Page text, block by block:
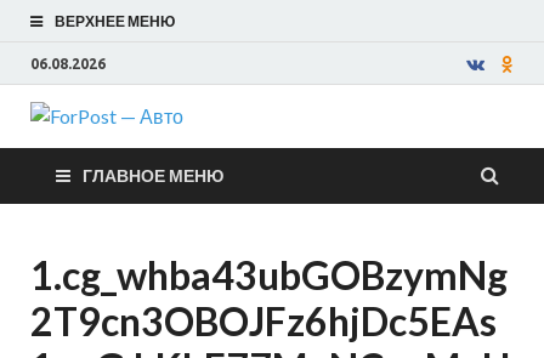
ВЕРХНЕЕ МЕНЮ
06.08.2026
ForPost —
Авто
ГЛАВНОЕ МЕНЮ
1.cg_whba43ubGOBzymNg
2T9cn3OBOJFz6hjDc5EAs